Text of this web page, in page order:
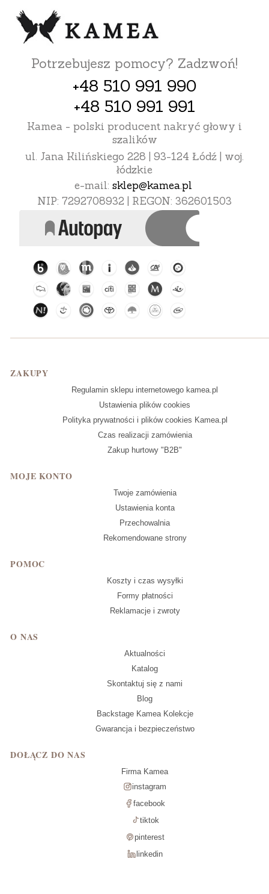
Potrzebujesz pomocy? Zadzwoń!
+48 510 991 990
+48 510 991 991
Kamea - polski producent nakryć głowy i
szalików
ul. Jana Kilińskiego 228 | 93-124 Łódź | woj.
łódzkie
e-mail: sklep@kamea.pl
NIP: 7292708932 | REGON: 362601503
Linki w stopce
ZAKUPY
Regulamin sklepu internetowego kamea.pl
Ustawienia plików cookies
Polityka prywatności i plików cookies Kamea.pl
Czas realizacji zamówienia
Zakup hurtowy "B2B"
MOJE KONTO
Twoje zamówienia
Ustawienia konta
Przechowalnia
Rekomendowane strony
POMOC
Koszty i czas wysyłki
Formy płatności
Reklamacje i zwroty
O NAS
Aktualności
Katalog
Skontaktuj się z nami
Blog
Backstage Kamea Kolekcje
Gwarancja i bezpieczeństwo
DOŁĄCZ DO NAS
Firma Kamea
instagram
facebook
tiktok
pinterest
linkedin